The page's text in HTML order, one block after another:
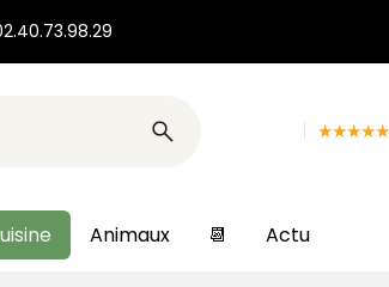
★★★★★
Animaux 📆 Actu